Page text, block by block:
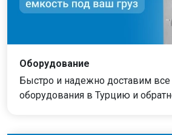
Оборудование
Быстро и надежно доставим
оборудования в Турцию и